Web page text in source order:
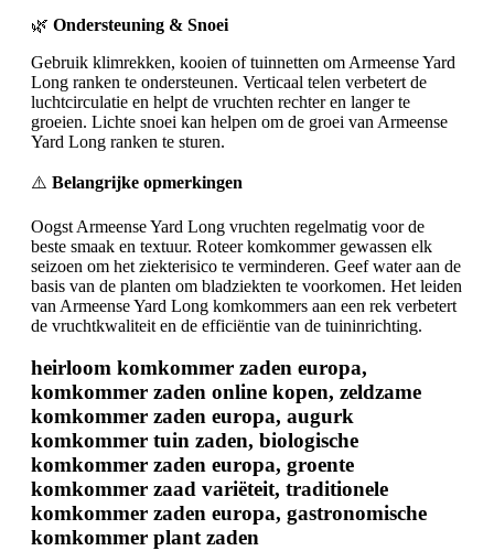
🌿 Ondersteuning & Snoei
Gebruik klimrekken, kooien of tuinnetten om Armeense Yard
Long ranken te ondersteunen. Verticaal telen verbetert de
luchtcirculatie en helpt de vruchten rechter en langer te
groeien. Lichte snoei kan helpen om de groei van Armeense
Yard Long ranken te sturen.
⚠️ Belangrijke opmerkingen
Oogst Armeense Yard Long vruchten regelmatig voor de
beste smaak en textuur. Roteer komkommer gewassen elk
seizoen om het ziekterisico te verminderen. Geef water aan de
basis van de planten om bladziekten te voorkomen. Het leiden
van Armeense Yard Long komkommers aan een rek verbetert
de vruchtkwaliteit en de efficiëntie van de tuininrichting.
heirloom komkommer zaden europa,
komkommer zaden online kopen, zeldzame
komkommer zaden europa, augurk
komkommer tuin zaden, biologische
komkommer zaden europa, groente
komkommer zaad variëteit, traditionele
komkommer zaden europa, gastronomische
komkommer plant zaden